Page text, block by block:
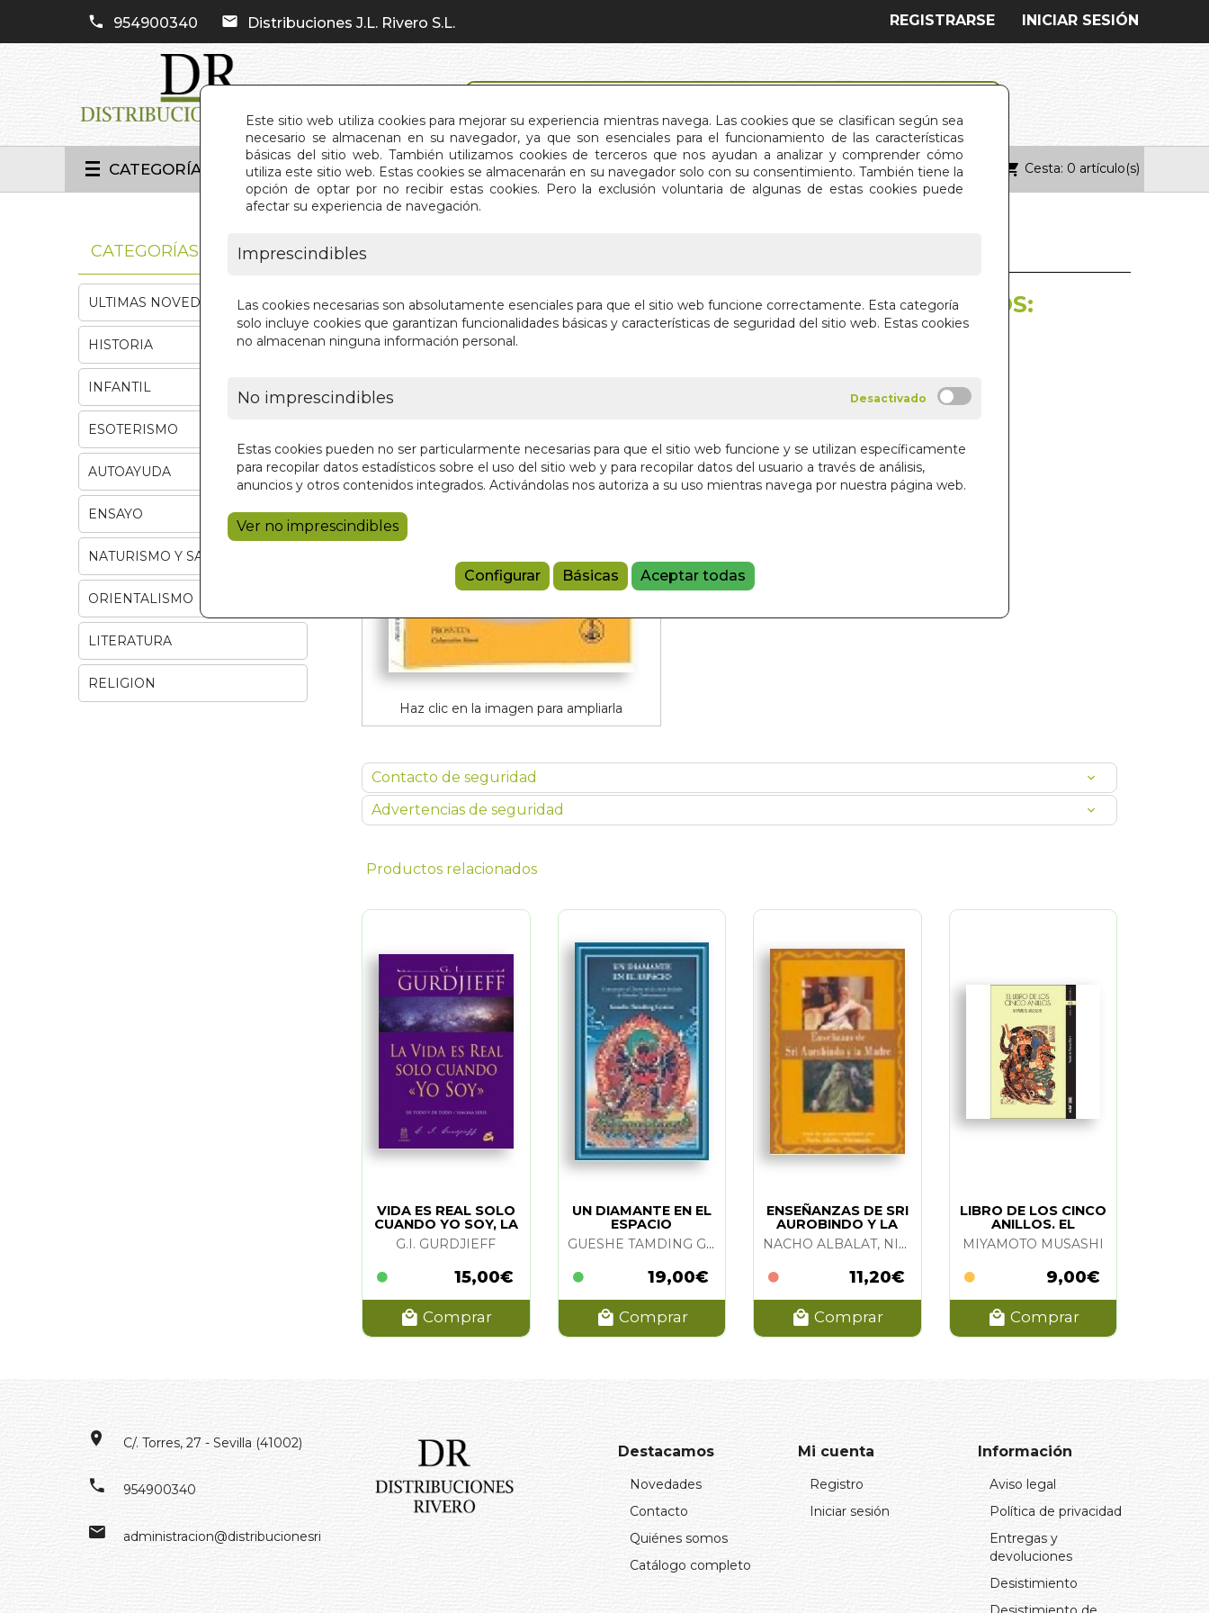
Este sitio web utiliza cookies para mejorar su experiencia mientras navega. Las cookies que se clasifican según sea
necesario se almacenan en su navegador, ya que son esenciales para el funcionamiento de las características
básicas del sitio web. También utilizamos cookies de terceros que nos ayudan a analizar y comprender cómo
utiliza este sitio web. Estas cookies se almacenarán en su navegador solo con su consentimiento. También tiene la
opción de optar por no recibir estas cookies. Pero la exclusión voluntaria de algunas de estas cookies puede
afectar su experiencia de navegación.
Imprescindibles
Las cookies necesarias son absolutamente esenciales para que el sitio web funcione correctamente. Esta categoría
solo incluye cookies que garantizan funcionalidades básicas y características de seguridad del sitio web. Estas cookies
no almacenan ninguna información personal.
No imprescindibles
Estas cookies pueden no ser particularmente necesarias para que el sitio web funcione y se utilizan específicamente
para recopilar datos estadísticos sobre el uso del sitio web y para recopilar datos del usuario a través de análisis,
anuncios y otros contenidos integrados. Activándolas nos autoriza a su uso mientras navega por nuestra página web.
Ver no imprescindibles
Configurar Básicas Aceptar todas
954900340 Distribuciones J.L. Rivero S.L. INICIAR SESIÓN
REGISTRARSE
CATEGORÍAS INICIO QUIÉNES SOMOS CONTACTO Cesta: 0 artículo(s)
Haz clic en la imagen para ampliarla
MISA Y LOS SACRAMENTOS:
RITOS SOLARES
13,50 €
Añadir a la cesta
Contacto de seguridad
Advertencias de seguridad
Productos relacionados
VIDA ES REAL SOLO
CUANDO YO SOY, LA
G.I. GURDJIEFF
15,00€
Comprar
UN DIAMANTE EN EL
ESPACIO
GUESHE TAMDING GYATSO
19,00€
Comprar
ENSEÑANZAS DE SRI
AUROBINDO Y LA
MADRE
NACHO ALBALAT, NITYANANDA
11,20€
Comprar
LIBRO DE LOS CINCO
ANILLOS. EL
MIYAMOTO MUSASHI
9,00€
Comprar
CATEGORÍAS
ULTIMAS NOVEDADES
HISTORIA
INFANTIL
ESOTERISMO
AUTOAYUDA
ENSAYO
NATURISMO Y SALUD
ORIENTALISMO
LITERATURA
RELIGION
C/. Torres, 27 - Sevilla (41002)
954900340
administracion@distribucionesrivero.es
Destacamos
Novedades
Contacto
Quiénes somos
Catálogo completo
Mi cuenta
Registro
Iniciar sesión
Información
Aviso legal
Política de privacidad
Entregas y
devoluciones
Desistimiento